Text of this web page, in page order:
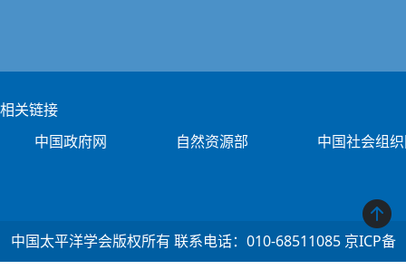
相关链接
中国政府网
自然资源部 中国社会组
中国太平洋学会版权所有 联系电话：010-68511085 京ICP备